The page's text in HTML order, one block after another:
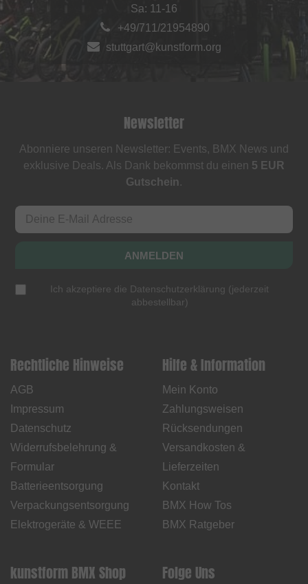
Sa: 11-16
+49/711/21954890
stuttgart@kunstform.org
Newsletter
Abonniere unseren Newsletter: Events, BMX News und
exklusive Deals. Als Dank bekommst du einen 5 EUR
Gutschein.
ANMELDEN
Ich akzeptiere die Datenschutzerklärung (jederzeit
abbestellbar)
Rechtliche Hinweise
AGB
Impressum
Datenschutz
Widerrufsbelehrung &
Formular
Batterieentsorgung
Verpackungsentsorgung
Elektrogeräte & WEEE
Hilfe & Information
Mein Konto
Zahlungsweisen
Rücksendungen
Versandkosten &
Lieferzeiten
Kontakt
BMX How Tos
BMX Ratgeber
kunstform BMX Shop Folge Uns